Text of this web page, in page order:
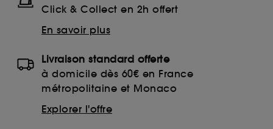
Click & Collect en 2h offert
En savoir plus
Livraison standard offerte
à domicile dès 60€ en France
métropolitaine et Monaco
Explorer l'offre